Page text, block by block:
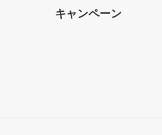
キャンペーン